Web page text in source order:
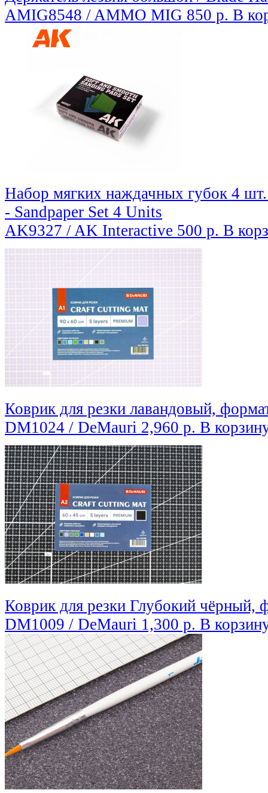
AMIG8548 / AMMO MIG 850 р. В
Набор мягких наждачных губок 4
- Sandpaper Set 4 Units
AK9327 / AK Interactive 500 р. В
Коврик для резки лавандовый,
DM1024 / DeMauri 2,960 р. В
Коврик для резки Глубокий чёрный,
DM1009 / DeMauri 1,300 р. В